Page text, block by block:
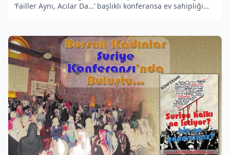
‘Failler Aynı, Acılar Da…’ başlıklı konferansa ev sahipliği